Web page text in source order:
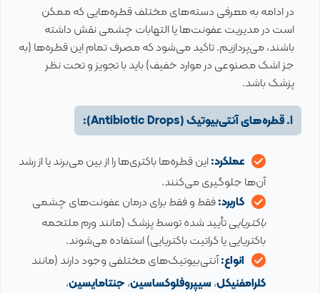
در ادامه به معرفی دسته‌های مختلف قطره‌هایی که ممکن
است در مدیریت عفونت‌ها یا التهابات چشمی نقش داشته
باشند، می‌پردازیم. تاکید می‌شود که مصرف تمام این قطره‌ها (به
جز اشک مصنوعی در موارد خفیف) باید با تجویز و تحت نظر
پزشک باشد.
1. قطره‌های آنتی‌بیوتیک (Antibiotic Drops):
عملکرد:این قطره‌ها باکتری‌ها را از بین می‌برند یا از رشد
آن‌ها جلوگیری می‌کنند.
کاربرد:فقط و فقط برای درمان عفونت‌های چشمی
باکتریاییتأیید شده توسط پزشک (مانند ورم ملتحمه
باکتریایی یا کراتیت باکتریایی) استفاده می‌شوند.
انواع:آنتی‌بیوتیک‌های مختلفی وجود دارند (مانند
کلرامفنیکل،سیپروفلوکساسین،جنتامایسین،